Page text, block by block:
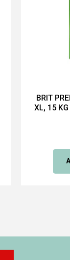
BRIT
XL, 15